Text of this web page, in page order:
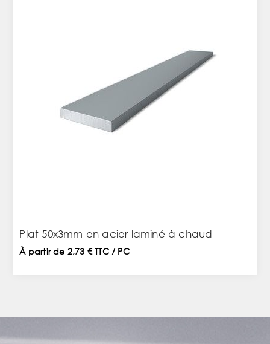
Plat 50x3mm en acier laminé à chaud
À partir de 2,73 € TTC / PC